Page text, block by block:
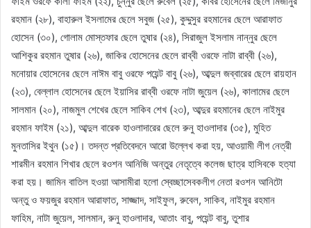
রহমান (২৮), বাহারুল ইসলামের ছেলে সবুজ (২৫), কুদ্দুসুর রহমানের ছেলে আরাফাত
হোসেন (৩০), গোলাম মোস্তফার ছেলে তুষার (২৪), সিরাজুল ইসলাম নান্নুর ছেলে
আশিকুর রহমান তুষার (২৬), জাকির হোসেনের ছেলে রাব্বী ওরফে নাটা রাব্বী (২৬),
মনোয়ার হোসেনের ছেলে নাঈম বাবু ওরফে পয়েন্ট বাবু (২৬), আব্দুল জব্বারের ছেলে রায়হান
(২৩), বেল্লাল হোসেনের ছেলে ইয়াসির রাব্বী ওরফে নাটা জুয়েল (২৬), কালামের ছেলে
সালমান (২০), নাজমুল শেখের ছেলে সাকিব শেখ (২৩), আব্দুর রহমানের ছেলে নাইমুর
রহমান ফাইম (২১), আব্দুল বারেক হাওলাদারের ছেলে রুনু হাওলাদার (৩৫), মুহিত
মুনতাসির ইথুন (১৫)। তদন্ত প্রতিবেদনে আরো উল্লেখ করা হয়, আওয়ামী লীগ নেত্রী
শারমীন রহমান শিখার ছেলে রওশন আনিজি অন্তুর নেতৃত্বে কলেজ ছাত্র হাসিবকে হত্যা
করা হয়। জামিন বাতিল হওয়া আসামীরা হলো স্বেচ্ছাসেবকলীগ নেতা রওশন আনিটো
অন্তু ও ফয়জুর রহমান আরাফাত, সাজ্জাদ, সাইফুল, রুবেল, সাকিব, নাইমুর রহমান
ফাহিম, নাটা জুয়েল, সালমান, রুনু হাওলাদার, আতাং বাবু, পয়েন্ট বাবু, তুশার